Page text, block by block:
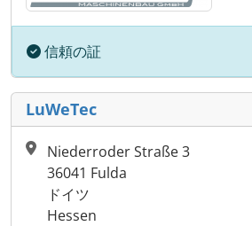
信頼の証
LuWeTec
Niederroder Straße 3
36041 Fulda
ドイツ
Hessen